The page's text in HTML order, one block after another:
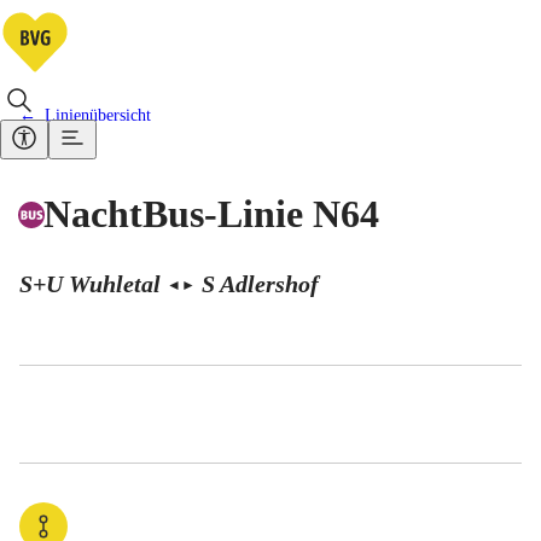
Linienübersicht
NachtBus-Linie N64
S+U Wuhletal ◄ ► S Adlershof